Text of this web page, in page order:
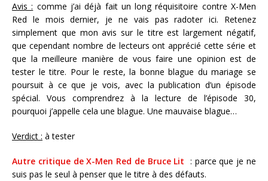
Avis : comme j’ai déjà fait un long réquisitoire contre X-Men
Red le mois dernier, je ne vais pas radoter ici. Retenez
simplement que mon avis sur le titre est largement négatif,
que cependant nombre de lecteurs ont apprécié cette série et
que la meilleure manière de vous faire une opinion est de
tester le titre. Pour le reste, la bonne blague du mariage se
poursuit à ce que je vois, avec la publication d’un épisode
spécial. Vous comprendrez à la lecture de l’épisode 30,
pourquoi j’appelle cela une blague. Une mauvaise blague…
Verdict : à tester
Autre critique de X-Men Red de Bruce Lit : parce que je ne
suis pas le seul à penser que le titre à des défauts.